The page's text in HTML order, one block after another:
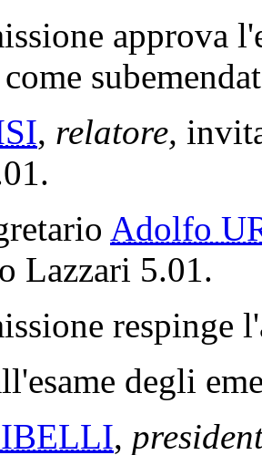
approva
, relatore,
Adolfo
Lazzari 5.01.
respinge
degli
,